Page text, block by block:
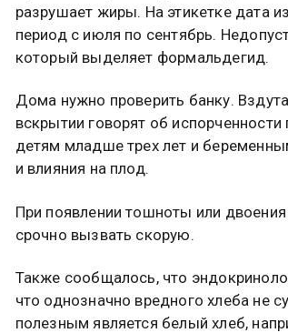
разрушает жиры. На этикетке дата
период с июля по сентябрь.
который выделяет формальдегид.
Дома нужно проверить банку.
вскрытии говорят об
детям младше трех лет и
и влияния на плод.
При появлении тошноты или
срочно вызвать скорую.
Также сообщалось, что
что однозначно вредного хлеба не
полезным является белый хлеб,